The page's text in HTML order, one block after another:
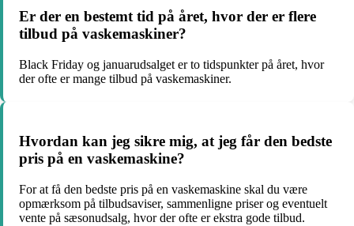
Er der en bestemt tid på året, hvor der er flere
tilbud på vaskemaskiner?
Black Friday og januarudsalget er to tidspunkter på året, hvor
der ofte er mange tilbud på vaskemaskiner.
Hvordan kan jeg sikre mig, at jeg får den bedste
pris på en vaskemaskine?
For at få den bedste pris på en vaskemaskine skal du være
opmærksom på tilbudsaviser, sammenligne priser og eventuelt
vente på sæsonudsalg, hvor der ofte er ekstra gode tilbud.